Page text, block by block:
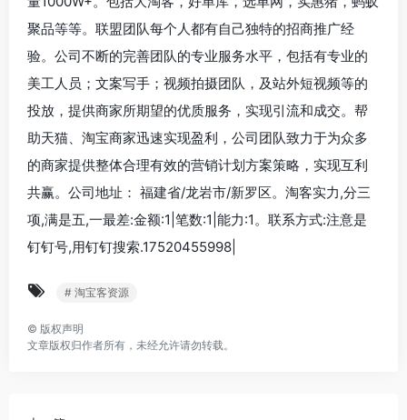
聚品等等。联盟团队每个人都有自己独特的招商推广经
验。公司不断的完善团队的专业服务水平，包括有专业的
美工人员；文案写手；视频拍摄团队，及站外短视频等的
投放，提供商家所期望的优质服务，实现引流和成交。帮
助天猫、淘宝商家迅速实现盈利，公司团队致力于为众多
的商家提供整体合理有效的营销计划方案策略，实现互利
共赢。公司地址： 福建省/龙岩市/新罗区。淘客实力,分三
项,满是五,一最差:金额:1|笔数:1|能力:1。联系方式:注意是
钉钉号,用钉钉搜索.17520455998|
# 淘宝客资源
© 版权声明
文章版权归作者所有，未经允许请勿转载。